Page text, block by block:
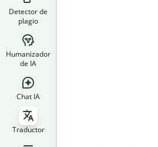
Detector de
plagio
Humanizador
de IA
Chat IA
Traductor